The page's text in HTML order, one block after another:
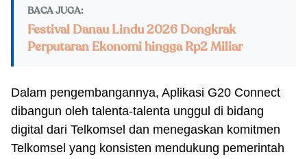
BACA JUGA:
Festival Danau Lindu 2026 Dongkrak
Perputaran Ekonomi hingga Rp2 Miliar
Dalam pengembangannya, Aplikasi G20 Connect
dibangun oleh talenta-talenta unggul di bidang
digital dari Telkomsel dan menegaskan komitmen
Telkomsel yang konsisten mendukung pemerintah